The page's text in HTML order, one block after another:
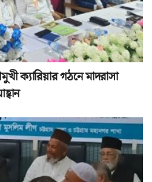
ক্যারিয়ার গঠনে মাদরাসা